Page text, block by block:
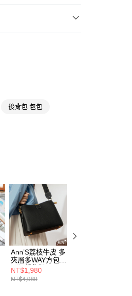
款截止日，確認付款後即
／台灣大直營門市／銀行轉
下簡稱本公司）所提供，讓
並由商店將買賣／分期付
帳單繳交帳款。
係目的，商店將以您的個人
大進項蒐集、處理及利
確認、核對及更正。
oppay.tw/userRule
可完成結帳。
的連結，可透過四大超商
為交易完成。
若您需要取消訂單，請聯
視為有效，需透過AFTEE
頁面顯示為準，若有關於
，請聯繫「AFTEE先享後
support/home
後背包 包包
Ann’S荔枝牛皮 多
夾層多WAY方包
(附3種背帶)-黑
NT$1,980
NT$4,080